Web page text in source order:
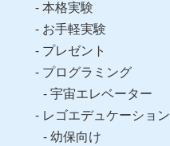
本格実験
お手軽実験
プレゼント
プログラミング
宇宙エレベーター
レゴエデュケーション
幼保向け